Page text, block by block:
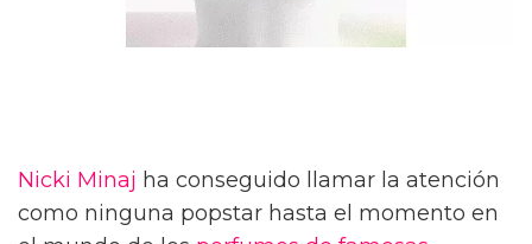
Nicki Minaj ha conseguido llamar la atención
como ninguna popstar hasta el momento en